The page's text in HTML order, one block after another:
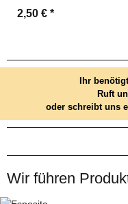
2,50 € *
Ihr
Ruft
oder schreibt uns
Wir führen